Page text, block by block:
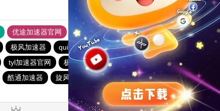
优途加速器官网 风驰加速器 旋风加速器
八戒看书
极风加速器 quickq 书游下载站
俺来买下载站
tyl加速器官网 极光vqn官网 极光加速器
西柚加速器
酷通加速器 旋风加速器
电报telegeram加速器